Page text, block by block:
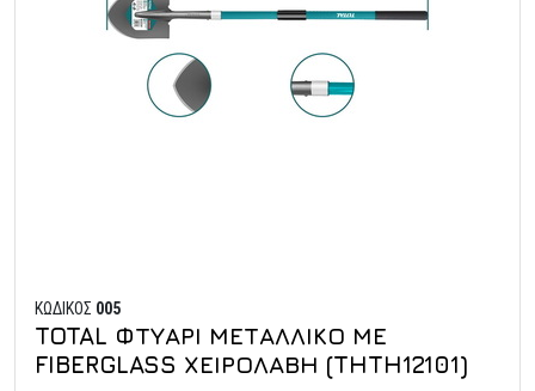
ΚΩΔΙΚΟΣ 005
TOTAL ΦΤΥΑΡΙ ΜΕΤΑΛΛΙΚΟ ΜΕ
FIBERGLASS ΧΕΙΡΟΛΑΒΗ (THTH12101)